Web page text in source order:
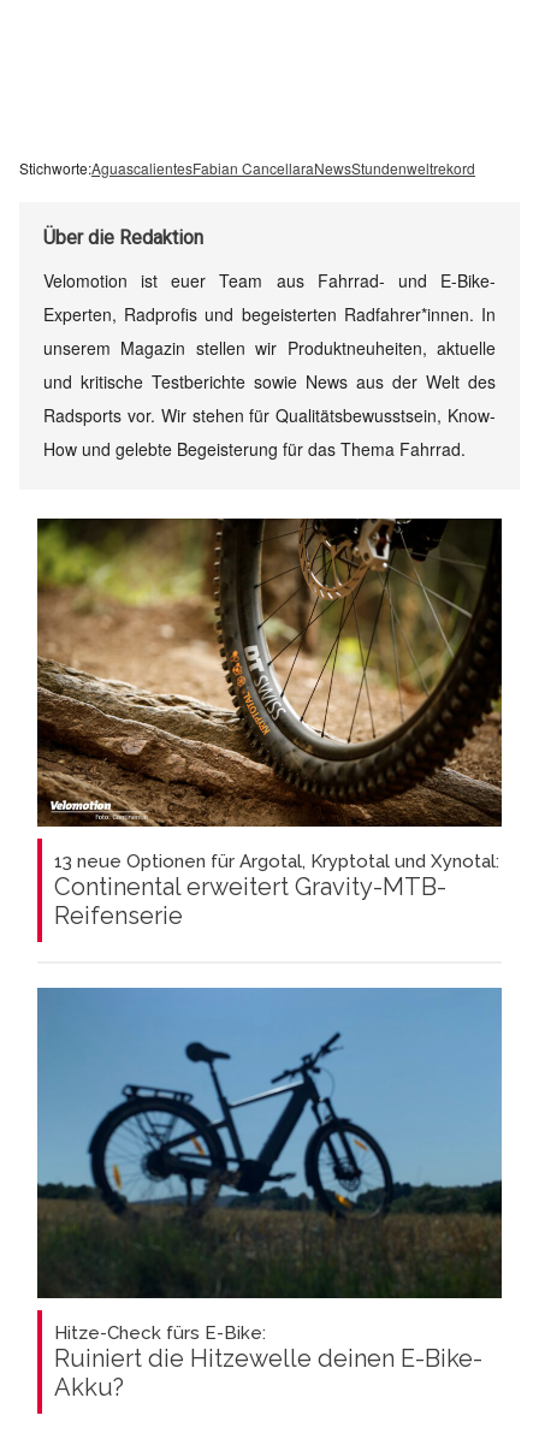
Stichworte:AguascalientesFabian CancellaraNewsStundenweltrekord
Überdie Redaktion
Velomotion ist euer Team aus Fahrrad- und E-Bike-
Experten, Radprofis und begeisterten Radfahrer*innen. In
unserem Magazin stellen wir Produktneuheiten, aktuelle
und kritische Testberichte sowie News aus der Welt des
Radsports vor. Wir stehen für Qualitätsbewusstsein, Know-
How und gelebte Begeisterung für das Thema Fahrrad.
13 neue Optionen für Argotal, Kryptotal und Xynotal:
Continental erweitert Gravity-MTB-
Reifenserie
Hitze-Check fürs E-Bike:
Ruiniert die Hitzewelle deinen E-Bike-
Akku?